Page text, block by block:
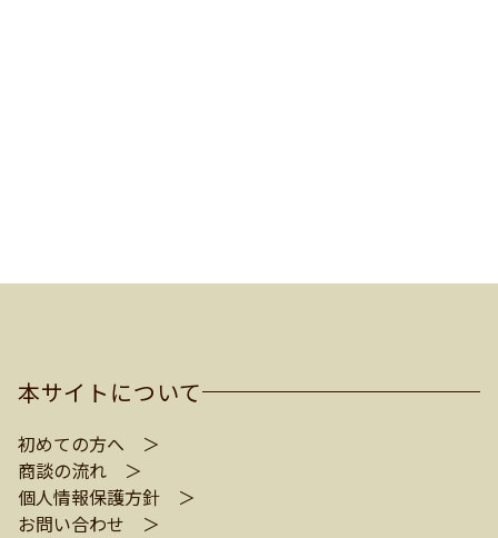
本サイトについて
初めての方へ ＞
商談の流れ ＞
個人情報保護方針 ＞
お問い合わせ ＞